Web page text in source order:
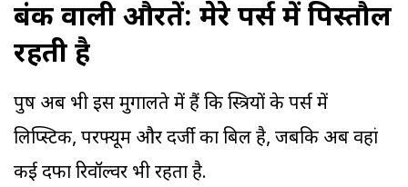
बंदूक वाली औरतें: मेरे पर्स में पिस्तौल
रहती है
पुरुष अब भी इस मुगालते में हैं कि स्त्रियों के पर्स में
लिप्स्टिक, परफ्यूम और दर्जी का बिल है, जबकि अब वहां
कई दफा रिवॉल्वर भी रहता है.